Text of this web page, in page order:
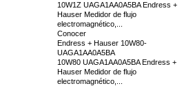
10W1Z UAGA1AA0A5BA Endress +
Hauser Medidor de flujo
electromagnético,...
Conocer
Endress + Hauser 10W80-
UAGA1AA0A5BA
10W80 UAGA1AA0A5BA Endress +
Hauser Medidor de flujo
electromagnético,...